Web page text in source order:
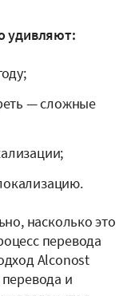
удивляют:
— сложные
насколько это
перевода
Alconost
и